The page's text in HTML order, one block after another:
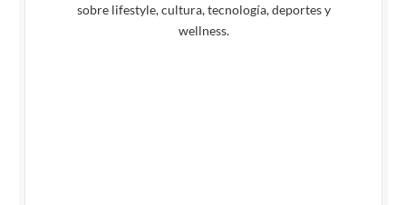
sobre lifestyle, cultura, tecnología, deportes y
wellness.